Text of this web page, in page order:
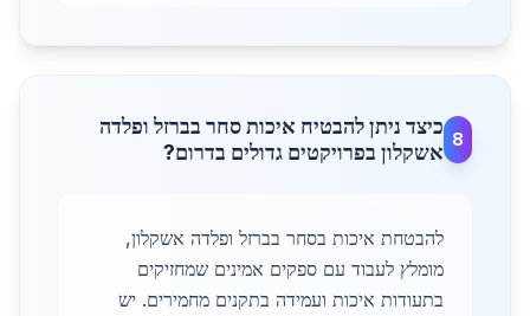
8
כיצד ניתן להבטיח איכות סחר בברזל ופלדה
אשקלון בפרויקטים גדולים בדרום?
להבטחת איכות בסחר בברזל ופלדה אשקלון,
מומלץ לעבוד עם ספקים אמינים שמחזיקים
בתעודות איכות ועמידה בתקנים מחמירים. יש